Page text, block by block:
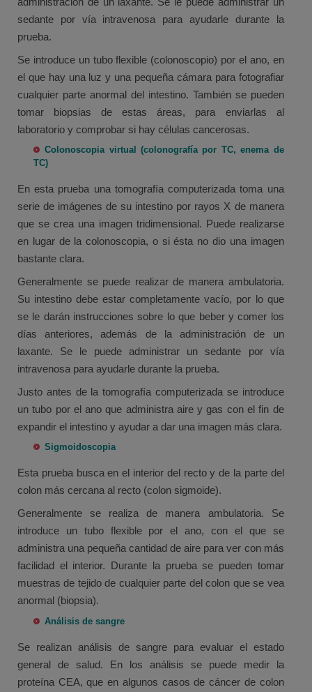
sedante por vía intravenosa para ayudarle durante la
prueba.
Se introduce un tubo flexible (colonoscopio) por el ano, en
el que hay una luz y una pequeña cámara para fotografiar
cualquier parte anormal del intestino. También se pueden
tomar biopsias de estas áreas, para enviarlas al
laboratorio y comprobar si hay células cancerosas.
Colonoscopia virtual (colonografía por TC, enema de
TC)
En esta prueba una tomografía computerizada toma una
serie de imágenes de su intestino por rayos X de manera
que se crea una imagen tridimensional. Puede realizarse
en lugar de la colonoscopia, o si ésta no dio una imagen
bastante clara.
Generalmente se puede realizar de manera ambulatoria.
Su intestino debe estar completamente vacío, por lo que
se le darán instrucciones sobre lo que beber y comer los
días anteriores, además de la administración de un
laxante. Se le puede administrar un sedante por vía
intravenosa para ayudarle durante la prueba.
Justo antes de la tomografía computerizada se introduce
un tubo por el ano que administra aire y gas con el fin de
expandir el intestino y ayudar a dar una imagen más clara.
Sigmoidoscopia
Esta prueba busca en el interior del recto y de la parte del
colon más cercana al recto (colon sigmoide).
Generalmente se realiza de manera ambulatoria. Se
introduce un tubo flexible por el ano, con el que se
administra una pequeña cantidad de aire para ver con más
facilidad el interior. Durante la prueba se pueden tomar
muestras de tejido de cualquier parte del colon que se vea
anormal (biopsia).
Análisis de sangre
Se realizan análisis de sangre para evaluar el estado
general de salud. En los análisis se puede medir la
proteína CEA, que en algunos casos de cáncer de colon